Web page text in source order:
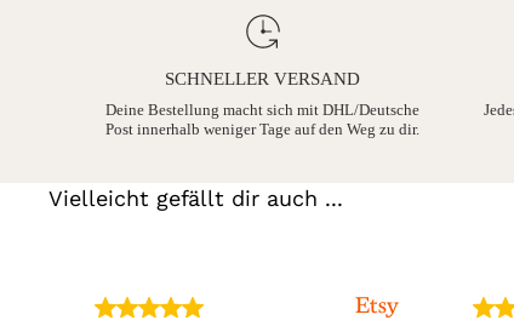
SCHNELLER VERSAND
Deine Bestellung macht sich mit DHL/Deutsche
Post innerhalb weniger Tage auf den Weg zu dir.
Vielleicht gefällt dir auch ...